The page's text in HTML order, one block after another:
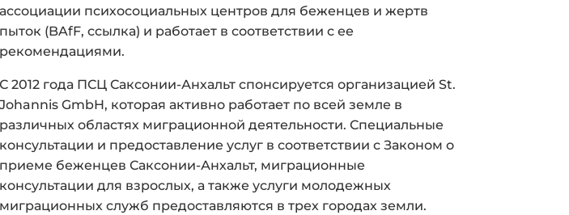
ассоциации психосоциальных центров для беженцев и жертв
пыток (BAfF, ссылка) и работает в соответствии с ее
рекомендациями.
С 2012 года ПСЦ Саксонии-Анхальт спонсируется организацией St.
Johannis GmbH, которая активно работает по всей земле в
различных областях миграционной деятельности. Специальные
консультации и предоставление услуг в соответствии с Законом о
приеме беженцев Саксонии-Анхальт, миграционные
консультации для взрослых, а также услуги молодежных
миграционных служб предоставляются в трех городах земли.